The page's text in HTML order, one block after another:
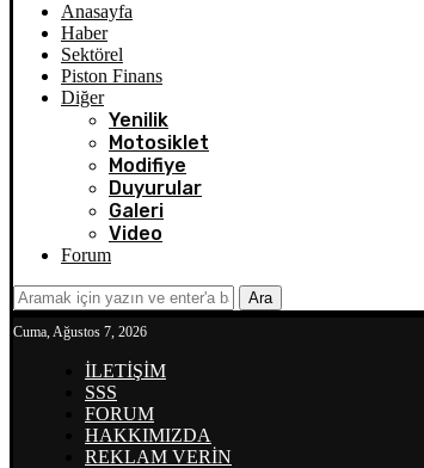
Anasayfa
Haber
Sektörel
Piston Finans
Diğer
Yenilik
Motosiklet
Modifiye
Duyurular
Galeri
Video
Forum
Ara
Cuma, Ağustos 7, 2026
İLETİŞİM
SSS
FORUM
HAKKIMIZDA
REKLAM VERİN